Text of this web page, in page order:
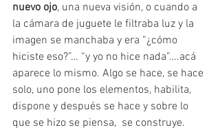
nuevo ojo, una nueva visión, o cuando a
la cámara de juguete le filtraba luz y la
imagen se manchaba y era “¿cómo
hiciste eso?”… “y yo no hice nada”….acá
aparece lo mismo. Algo se hace, se hace
solo, uno pone los elementos, habilita,
dispone y después se hace y sobre lo
que se hizo se piensa,  se construye.